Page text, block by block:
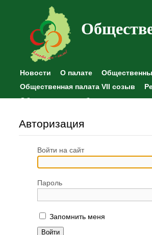
Новости О палате
Общественная палата VII созыв
Общественные наблюдения
Авторизация
Войти на сайт
Пароль
Запомнить меня